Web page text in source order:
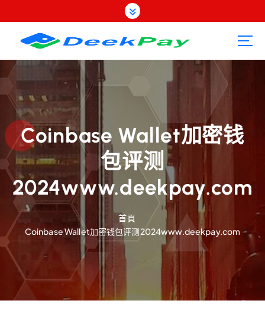
至
Coinbase Wallet加密钱
包评测
2024www.deekpay.com
首頁
Coinbase Wallet加密钱包评测2024www.deekpay.com